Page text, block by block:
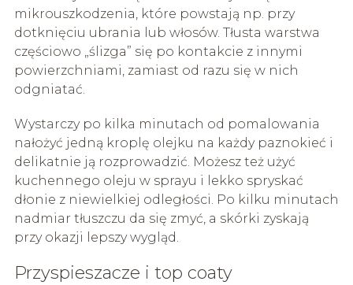
mikrouszkodzenia, które powstają np. przy
dotknięciu ubrania lub włosów. Tłusta warstwa
częściowo „ślizga” się po kontakcie z innymi
powierzchniami, zamiast od razu się w nich
odgniatać.
Wystarczy po kilka minutach od pomalowania
nałożyć jedną kroplę olejku na każdy paznokieć i
delikatnie ją rozprowadzić. Możesz też użyć
kuchennego oleju w sprayu i lekko spryskać
dłonie z niewielkiej odległości. Po kilku minutach
nadmiar tłuszczu da się zmyć, a skórki zyskają
przy okazji lepszy wygląd.
Przyspieszacze i top coaty